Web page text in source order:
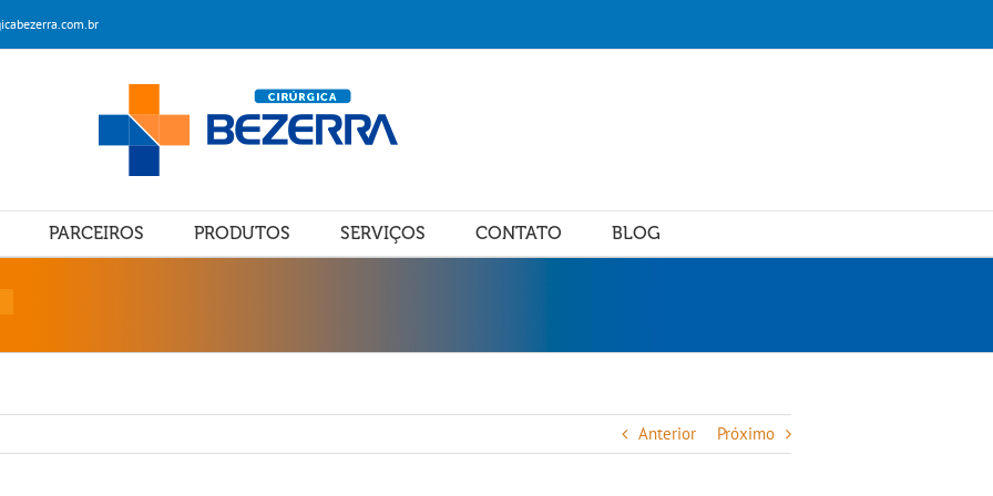
PARCEIROS PRODUTOS SERVIÇOS CONTATO BLOG
Anterior Próximo